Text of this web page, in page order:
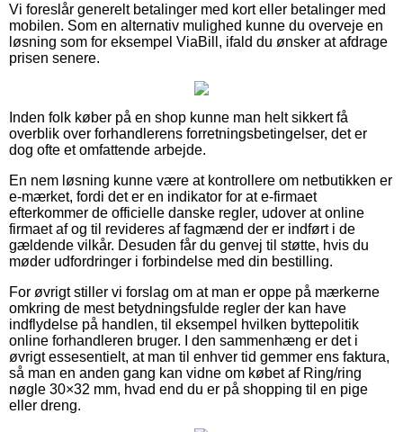
Vi foreslår generelt betalinger med kort eller betalinger med
mobilen. Som en alternativ mulighed kunne du overveje en
løsning som for eksempel ViaBill, ifald du ønsker at afdrage
prisen senere.
Inden folk køber på en shop kunne man helt sikkert få
overblik over forhandlerens forretningsbetingelser, det er
dog ofte et omfattende arbejde.
En nem løsning kunne være at kontrollere om netbutikken er
e-mærket, fordi det er en indikator for at e-firmaet
efterkommer de officielle danske regler, udover at online
firmaet af og til revideres af fagmænd der er indført i de
gældende vilkår. Desuden får du genvej til støtte, hvis du
møder udfordringer i forbindelse med din bestilling.
For øvrigt stiller vi forslag om at man er oppe på mærkerne
omkring de mest betydningsfulde regler der kan have
indflydelse på handlen, til eksempel hvilken byttepolitik
online forhandleren bruger. I den sammenhæng er det i
øvrigt essesentielt, at man til enhver tid gemmer ens faktura,
så man en anden gang kan vidne om købet af Ring/ring
nøgle 30×32 mm, hvad end du er på shopping til en pige
eller dreng.